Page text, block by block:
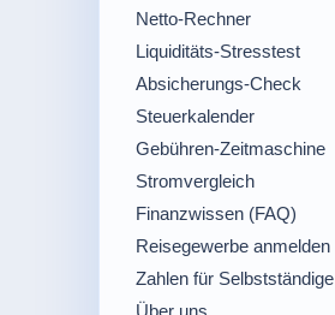
Netto-Rechner
Liquiditäts-Stresstest
Absicherungs-Check
Steuerkalender
Gebühren-Zeitmaschine
Stromvergleich
Finanzwissen (FAQ)
Reisegewerbe anmelden
Zahlen für Selbstständige
Über uns